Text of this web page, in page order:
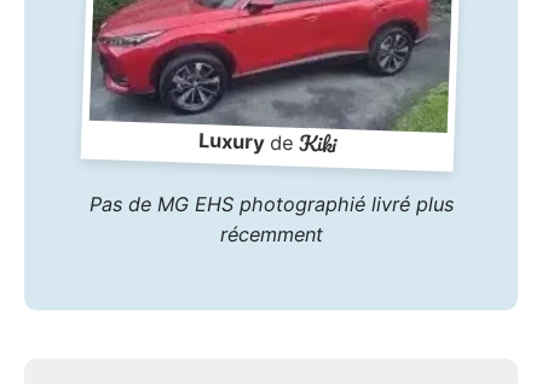
LuxurydeKiki
Pas de MG EHS photographié livré plus
récemment